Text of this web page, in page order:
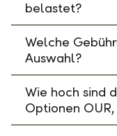
belastet?
Welche
Auswahl?
Wie hoch sind
Optionen